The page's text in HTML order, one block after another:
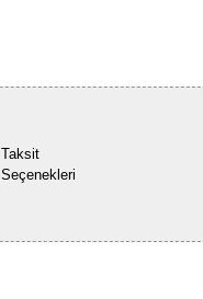
Taksit
Seçenekleri